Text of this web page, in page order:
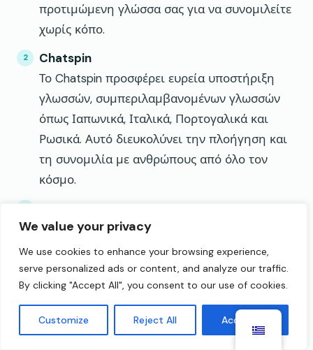
We value your privacy
We use cookies to enhance your browsing experience,
serve personalized ads or content, and analyze our traffic.
By clicking "Accept All", you consent to our use of cookies.
Customize Reject All Accept All
προτιμώμενη γλώσσα σας για να συνομιλείτε
χωρίς κόπο.
Chatspin
Το Chatspin προσφέρει ευρεία υποστήριξη
γλωσσών, συμπεριλαμβανομένων γλωσσών
όπως Ιαπωνικά, Ιταλικά, Πορτογαλικά και
Ρωσικά. Αυτό διευκολύνει την πλοήγηση και
τη συνομιλία με ανθρώπους από όλο τον
κόσμο.
Το Camsurf παρέχει μια ποικιλία γλωσσικών
επιλογών, όπως Αγγλικά, Ολλανδικά, Κινέζικα
και Αραβικά. Στόχος της πλατφόρμας είναι να
κάνει τις βιντεοκλήσεις προσβάσιμες σε
χρήστες παγκοσμίως.
ΧΟΛΛΑ